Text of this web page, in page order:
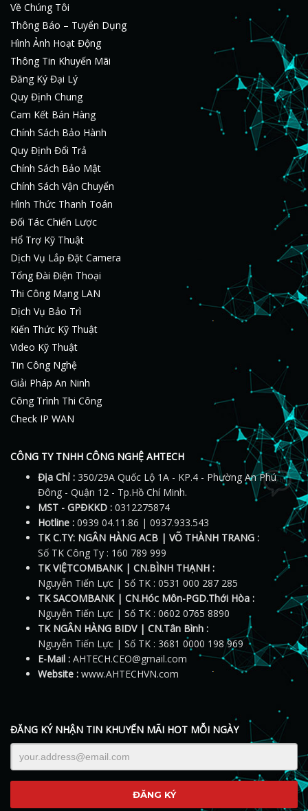
Về Chúng Tôi
Thông Báo – Tuyển Dụng
Hình Ảnh Hoạt Động
Thông Tin Khuyến Mãi
Đăng Ký Đại Lý
Quy Định Chung
Cam Kết Bán Hàng
Chính Sách Bảo Hành
Quy Định Đổi Trả
Chính Sách Bảo Mật
Chính Sách Vận Chuyển
Hình Thức Thanh Toán
Đối Tác Chiến Lược
Hổ Trợ Kỹ Thuật
Dịch Vụ Lắp Đặt Camera
Tổng Đài Điện Thoại
Thi Công Mạng LAN
Dịch Vụ Bảo Trì
Kiến Thức Kỹ Thuật
Video Kỹ Thuật
Tin Công Nghệ
Giải Pháp An Ninh
Công Trình Thi Công
Check IP WAN
CÔNG TY TNHH CÔNG NGHỆ AHTECH
Địa Chỉ : 350/29A Quốc Lộ 1A - KP.4 - Phường An Phú
Đông - Quận 12 - Tp.Hồ Chí Minh.
MST - GPĐKKD : 0312275874
Hotline : 0939 04.11.86 | 0937.933.543
TK C.TY: NGÂN HÀNG ACB | VÕ THÀNH TRANG :
Số TK Công Ty : 160 789 999
TK VIỆTCOMBANK | CN.BÌNH THẠNH :
Nguyễn Tiến Lực | Số TK : 0531 000 287 285
TK SACOMBANK | CN.Hóc Môn-PGD.Thới Hòa :
Nguyễn Tiến Lực | Số TK : 0602 0765 8890
TK NGÂN HÀNG BIDV | CN.Tân Bình :
Nguyễn Tiến Lực | Số TK : 3681 0000 198 969
E-Mail : AHTECH.CEO@gmail.com
Website : www.AHTECHVN.com
ĐĂNG KÝ NHẬN TIN KHUYẾN MÃI HOT MỖI NGÀY